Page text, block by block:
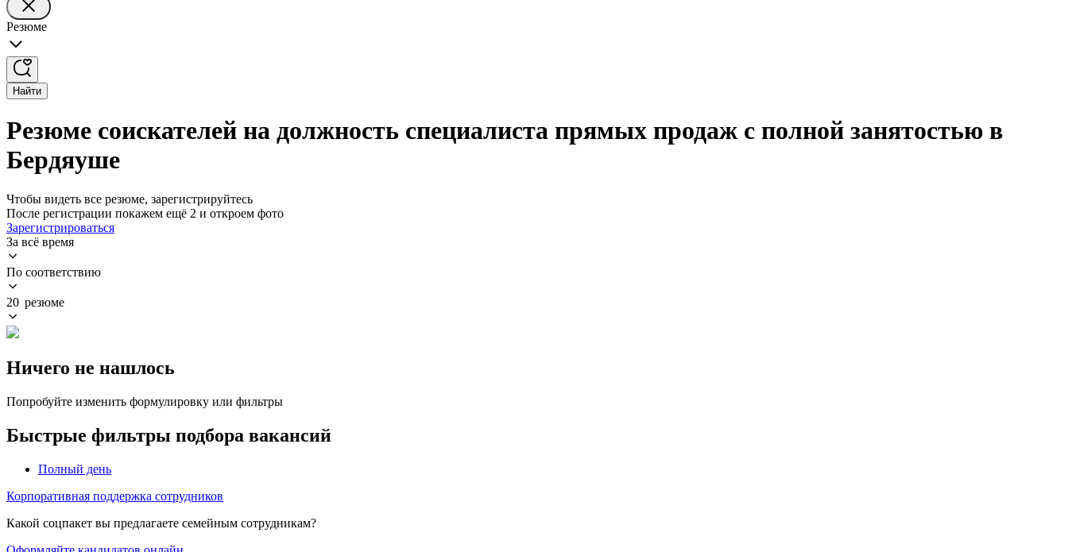
Резюме
Найти
Резюме соискателей на должность специалиста прямых продаж с полной занятостью в
Бердяуше
Чтобы видеть все резюме, зарегистрируйтесь
После регистрации покажем ещё 2 и откроем фото
Зарегистрироваться
За всё время
По соответствию
20 резюме
Ничего не нашлось
Попробуйте изменить формулировку или фильтры
Быстрые фильтры подбора вакансий
Полный день
Корпоративная поддержка сотрудников
Какой соцпакет вы предлагаете семейным сотрудникам?